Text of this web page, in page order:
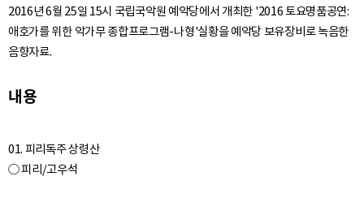
2016년 6월 25일 15시 국립국악원 예악당에서 개최한 '2016 토요명품공연:
애호가를 위한 악가무 종합프로그램-나형'실황을 예악당 보유장비로 녹음한
음향자료.
내용
01. 피리독주 상령산
○ 피리/고우석